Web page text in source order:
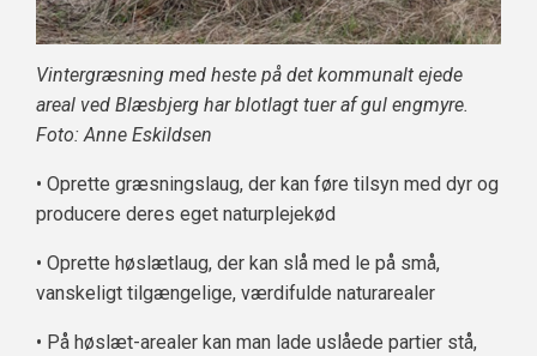
Vintergræsning med heste på det kommunalt ejede
areal ved Blæsbjerg har blotlagt tuer af gul engmyre.
Foto: Anne Eskildsen
• Oprette græsningslaug, der kan føre tilsyn med dyr og
producere deres eget naturplejekød
• Oprette høslætlaug, der kan slå med le på små,
vanskeligt tilgængelige, værdifulde naturarealer
• På høslæt-arealer kan man lade uslåede partier stå,